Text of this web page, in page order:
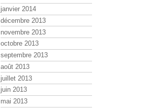
janvier 2014
décembre 2013
novembre 2013
octobre 2013
septembre 2013
août 2013
juillet 2013
juin 2013
mai 2013